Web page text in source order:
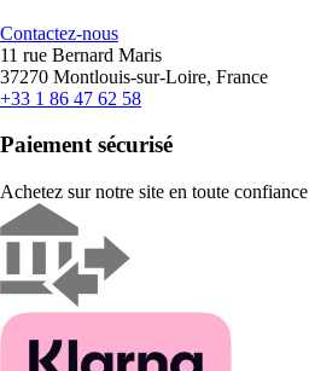
Contactez-nous
11 rue Bernard Maris
37270 Montlouis-sur-Loire, France
+33 1 86 47 62 58
Paiement sécurisé
Achetez sur notre site en toute confiance